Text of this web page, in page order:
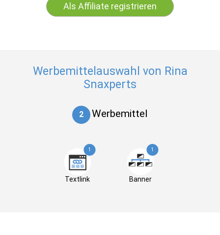
Als Affiliate registrieren
Werbemittelauswahl von Rina
Snaxperts
2 Werbemittel
1
Textlink
1
Banner